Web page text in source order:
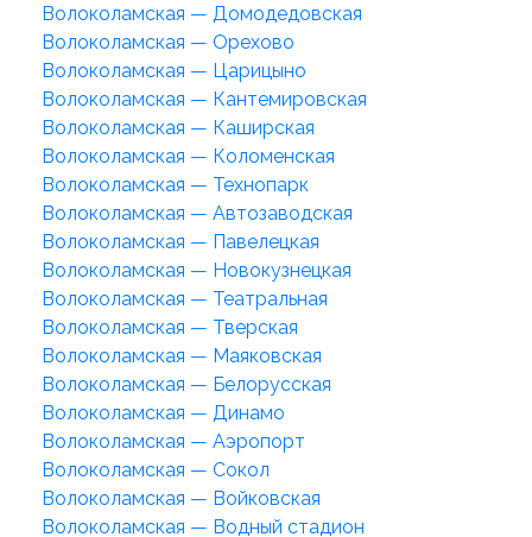
Волоколамская — Домодедовская
Волоколамская — Орехово
Волоколамская — Царицыно
Волоколамская — Кантемировская
Волоколамская — Каширская
Волоколамская — Коломенская
Волоколамская — Технопарк
Волоколамская — Автозаводская
Волоколамская — Павелецкая
Волоколамская — Новокузнецкая
Волоколамская — Театральная
Волоколамская — Тверская
Волоколамская — Маяковская
Волоколамская — Белорусская
Волоколамская — Динамо
Волоколамская — Аэропорт
Волоколамская — Сокол
Волоколамская — Войковская
Волоколамская — Водный стадион